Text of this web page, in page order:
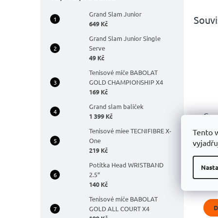
Tento
Grand Slam Junior
649 Kč
Grand Slam Junior Single
Serve
49 Kč
Tenisové míče BABOLAT
GOLD CHAMPIONSHIP X4
169 Kč
Grand slam balíček
1 399 Kč
Tenisové míee TECNIFIBRE X-
One
219 Kč
Potítka Head WRISTBAND
2.5“
140 Kč
Tenisové míče BABOLAT
GOLD ALL COURT X4
z
5